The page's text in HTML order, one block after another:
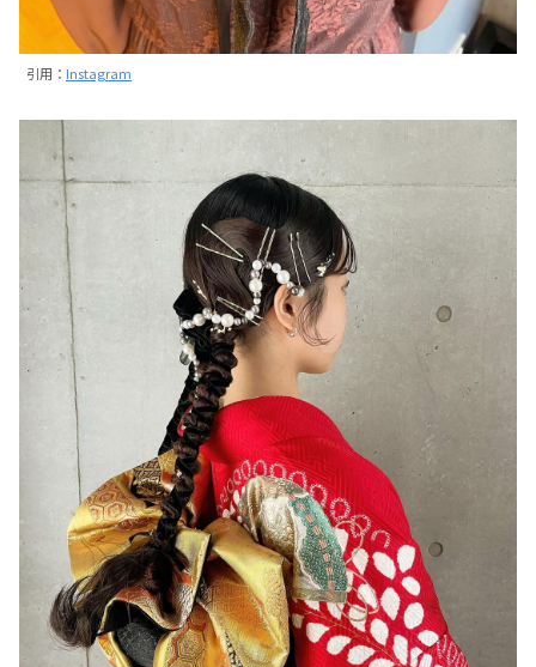
引用： Instagram